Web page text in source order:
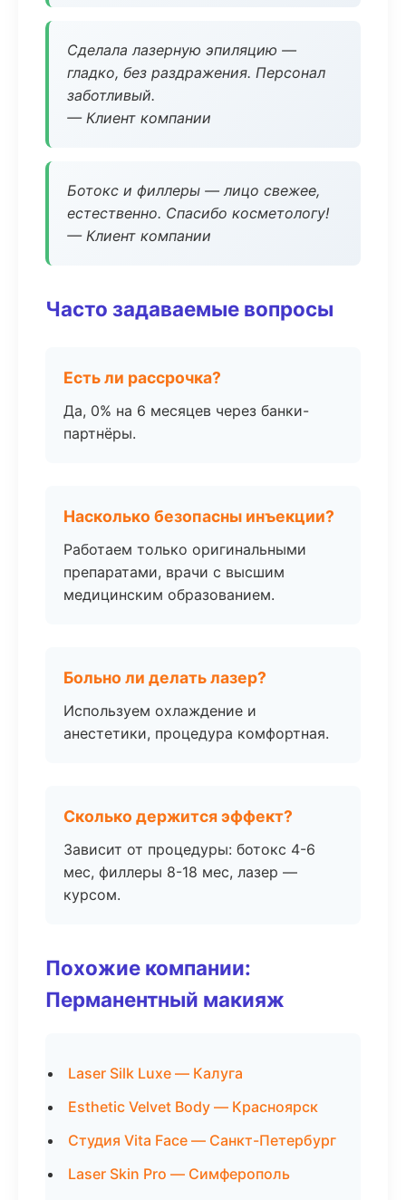
Сделала лазерную эпиляцию —
гладко, без раздражения. Персонал
заботливый.
— Клиент компании
Ботокс и филлеры — лицо свежее,
естественно. Спасибо косметологу!
— Клиент компании
Часто задаваемые вопросы
Есть ли рассрочка?
Да, 0% на 6 месяцев через банки-
партнёры.
Насколько безопасны инъекции?
Работаем только оригинальными
препаратами, врачи с высшим
медицинским образованием.
Больно ли делать лазер?
Используем охлаждение и
анестетики, процедура комфортная.
Сколько держится эффект?
Зависит от процедуры: ботокс 4-6
мес, филлеры 8-18 мес, лазер —
курсом.
Похожие компании:
Перманентный макияж
Laser Silk Luxe — Калуга
Esthetic Velvet Body — Красноярск
Студия Vita Face — Санкт-Петербург
Laser Skin Pro — Симферополь